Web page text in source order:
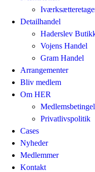
Detailhandel
Haderslev
Vojens Handel
Gram Handel
Arrangementer
Bliv medlem
Om HER
Privatlivspolitik
Cases
Nyheder
Medlemmer
Kontakt